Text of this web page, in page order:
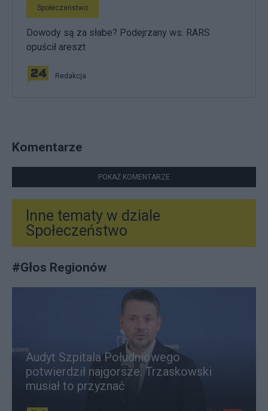
Społeczeństwo
Dowody są za słabe? Podejrzany ws. RARS
opuścił areszt
Redakcja
Komentarze
POKAŻ KOMENTARZE
Inne tematy w dziale
Społeczeństwo
#Głos Regionów
Audyt Szpitala Południowego
potwierdził najgorsze. Trzaskowski
musiał to przyznać